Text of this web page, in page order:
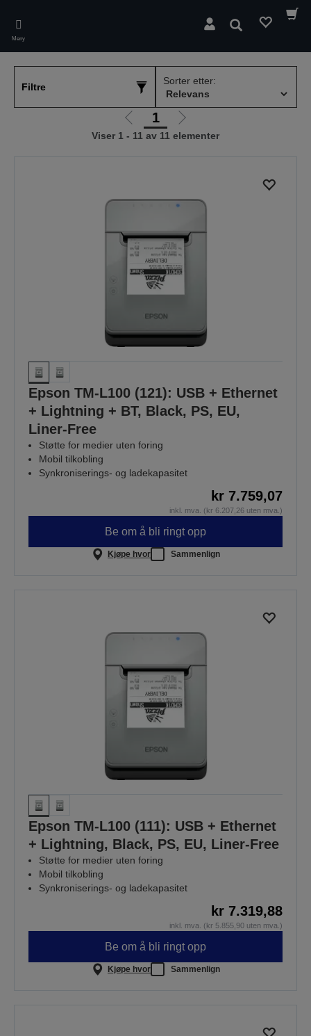
main
content
Meny
Søk
Filtre
Sorter etter:
Gå
til
1
Gå
til
Viser 1 - 11 av 11 elementer
Epson TM-L100 (121): USB + Ethernet
+ Lightning + BT, Black, PS, EU,
Liner-Free
Støtte for medier uten foring
Mobil tilkobling
Synkroniserings- og ladekapasitet
kr 7.759,07
inkl. mva. (kr 6.207,26 uten mva.)
Be om å bli ringt opp
Kjøpe hvor Sammenlign
Epson TM-L100 (111): USB + Ethernet
+ Lightning, Black, PS, EU, Liner-Free
Støtte for medier uten foring
Mobil tilkobling
Synkroniserings- og ladekapasitet
kr 7.319,88
inkl. mva. (kr 5.855,90 uten mva.)
Be om å bli ringt opp
Kjøpe hvor Sammenlign